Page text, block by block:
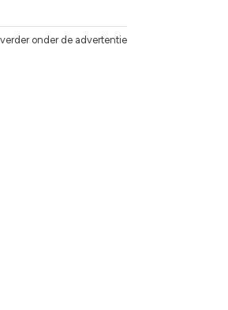
onder de advertentie